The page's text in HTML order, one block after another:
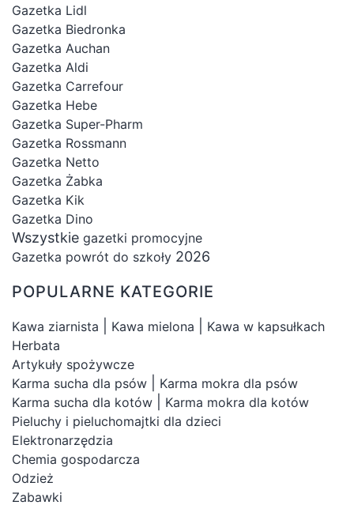
Gazetka Lidl
Gazetka Biedronka
Gazetka Auchan
Gazetka Aldi
Gazetka Carrefour
Gazetka Hebe
Gazetka Super-Pharm
Gazetka Rossmann
Gazetka Netto
Gazetka Żabka
Gazetka Kik
Gazetka Dino
Wszystkie gazetki promocyjne
Gazetka powrót do szkoły 2026
POPULARNE KATEGORIE
Kawa ziarnista Kawa mielona
Kawa w kapsułkach
Herbata
Artykuły spożywcze
Karma sucha dla psów
Karma mokra dla psów
Karma sucha dla kotów
Karma mokra dla kotów
Pieluchy i pieluchomajtki dla dzieci
Elektronarzędzia
Chemia gospodarcza
Odzież
Zabawki